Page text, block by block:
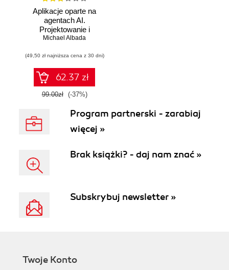
Aplikacje oparte na
agentach AI.
Projektowanie i
wdrażanie
wieloagentowych
Michael Albada
(49,50 zł najniższa cena z 30 dni)
62.37 zł
99.00zł (-37%)
Program partnerski - zarabiaj
więcej »
Brak książki? - daj nam znać »
Subskrybuj newsletter »
Twoje Konto